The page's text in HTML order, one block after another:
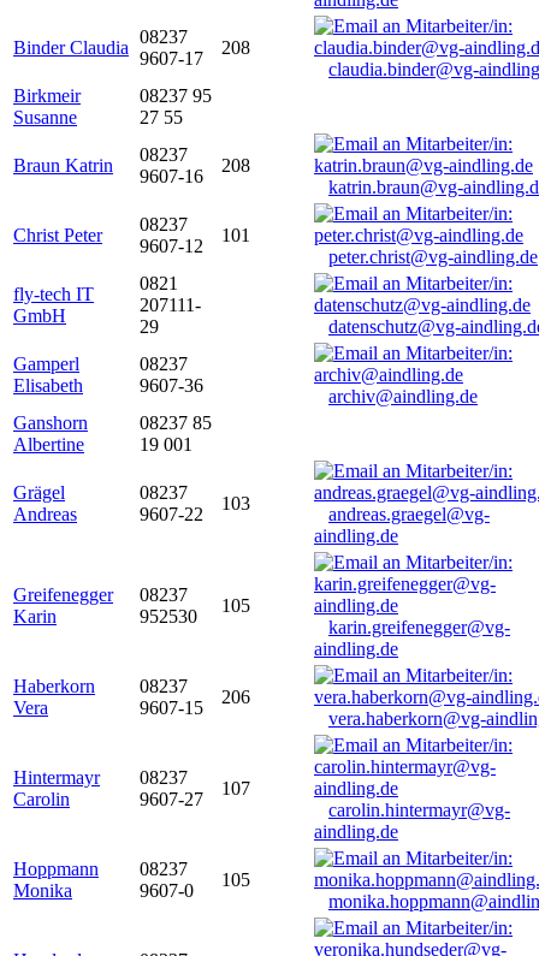
Binder Claudia
08237
9607-17
208
claudia.binder@vg-
Birkmeir
Susanne
08237 95
27 55
Braun Katrin
08237
9607-16
208
katrin.braun@vg-
Christ Peter
08237
9607-12
101
peter.christ@vg-aindling.de
fly-tech IT
GmbH
0821
207111-
29
datenschutz@vg-
Gamperl
Elisabeth
08237
9607-36
archiv@aindling.de
Ganshorn
Albertine
08237 85
19 001
Grägel
Andreas
08237
9607-22
103
andreas.graegel@vg-
aindling.de
Greifenegger
Karin
08237
952530
105
karin.greifenegger@vg-
aindling.de
Haberkorn
Vera
08237
9607-15
206
vera.haberkorn@vg-
Hintermayr
Carolin
08237
9607-27
107
carolin.hintermayr@vg-
aindling.de
Hoppmann
Monika
08237
9607-0
105